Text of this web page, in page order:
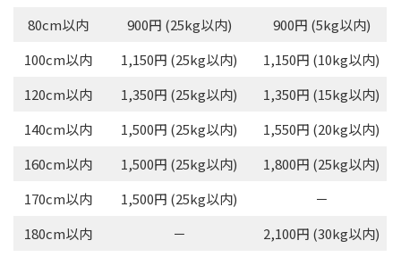
80cm以内
900円 (25kg以内)
900円 (5kg以内)
100cm以内
1,150円 (25kg以内)
1,150円 (10kg以内)
120cm以内
1,350円 (25kg以内)
1,350円 (15kg以内)
140cm以内
1,500円 (25kg以内)
1,550円 (20kg以内)
160cm以内
1,500円 (25kg以内)
1,800円 (25kg以内)
170cm以内
1,500円 (25kg以内)
－
180cm以内
－
2,100円 (30kg以内)